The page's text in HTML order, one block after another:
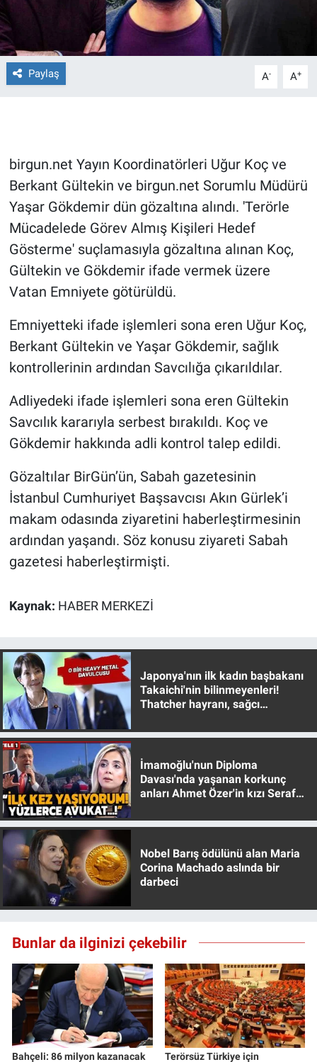
Paylaş A- A+
birgun.net Yayın Koordinatörleri Uğur Koç ve
Berkant Gültekin ve birgun.net Sorumlu Müdürü
Yaşar Gökdemir dün gözaltına alındı. 'Terörle
Mücadelede Görev Almış Kişileri Hedef
Gösterme' suçlamasıyla gözaltına alınan Koç,
Gültekin ve Gökdemir ifade vermek üzere
Vatan Emniyete götürüldü.
Emniyetteki ifade işlemleri sona eren Uğur Koç,
Berkant Gültekin ve Yaşar Gökdemir, sağlık
kontrollerinin ardından Savcılığa çıkarıldılar.
Adliyedeki ifade işlemleri sona eren Gültekin
Savcılık kararıyla serbest bırakıldı. Koç ve
Gökdemir hakkında adli kontrol talep edildi.
Gözaltılar BirGün’ün, Sabah gazetesinin
İstanbul Cumhuriyet Başsavcısı Akın Gürlek’i
makam odasında ziyaretini haberleştirmesinin
ardından yaşandı. Söz konusu ziyareti Sabah
gazetesi haberleştirmişti.
Kaynak: HABER MERKEZİ
Japonya'nın ilk kadın başbakanı
Takaichi'nin bilinmeyenleri!
Thatcher hayranı, sağcı
İmamoğlu'nun Diploma
Davası'nda yaşanan korkunç
anları Ahmet Özer'in kızı Seraf
Nobel Barış ödülünü alan Maria
Corina Machado aslında bir
darbeci
Bunlar da ilginizi çekebilir
Bahçeli: 86 milyon kazanacak
Terörsüz Türkiye için
Gün Başlıyor
Gün Bitiyor
Günün görüntüsü
Haber
İlan
Kimdir
Koronavirüs
Kültür Sanat
Ne demişti
Popüler
Programlar
Sağlık
Teknoloji
Türkiye'nin Geleceği
Türkiye'nin Gündemi
Yerel Gündem
Yerel Yaşam
Canlı Yayın